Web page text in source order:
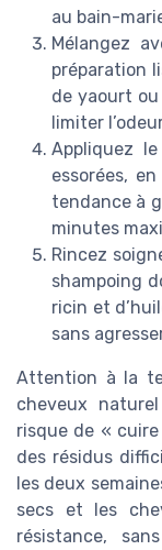
au bain-
Mélangez
préparation
de yaourt
limiter
Appliquez
essorées,
tendance à
minutes
Rincez
shampoing
ricin et
sans
Attention à la
cheveux
risque de «
des résidus
les deux
secs et les
résistance,